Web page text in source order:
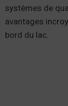
systèmes de
avantages
bord du lac.